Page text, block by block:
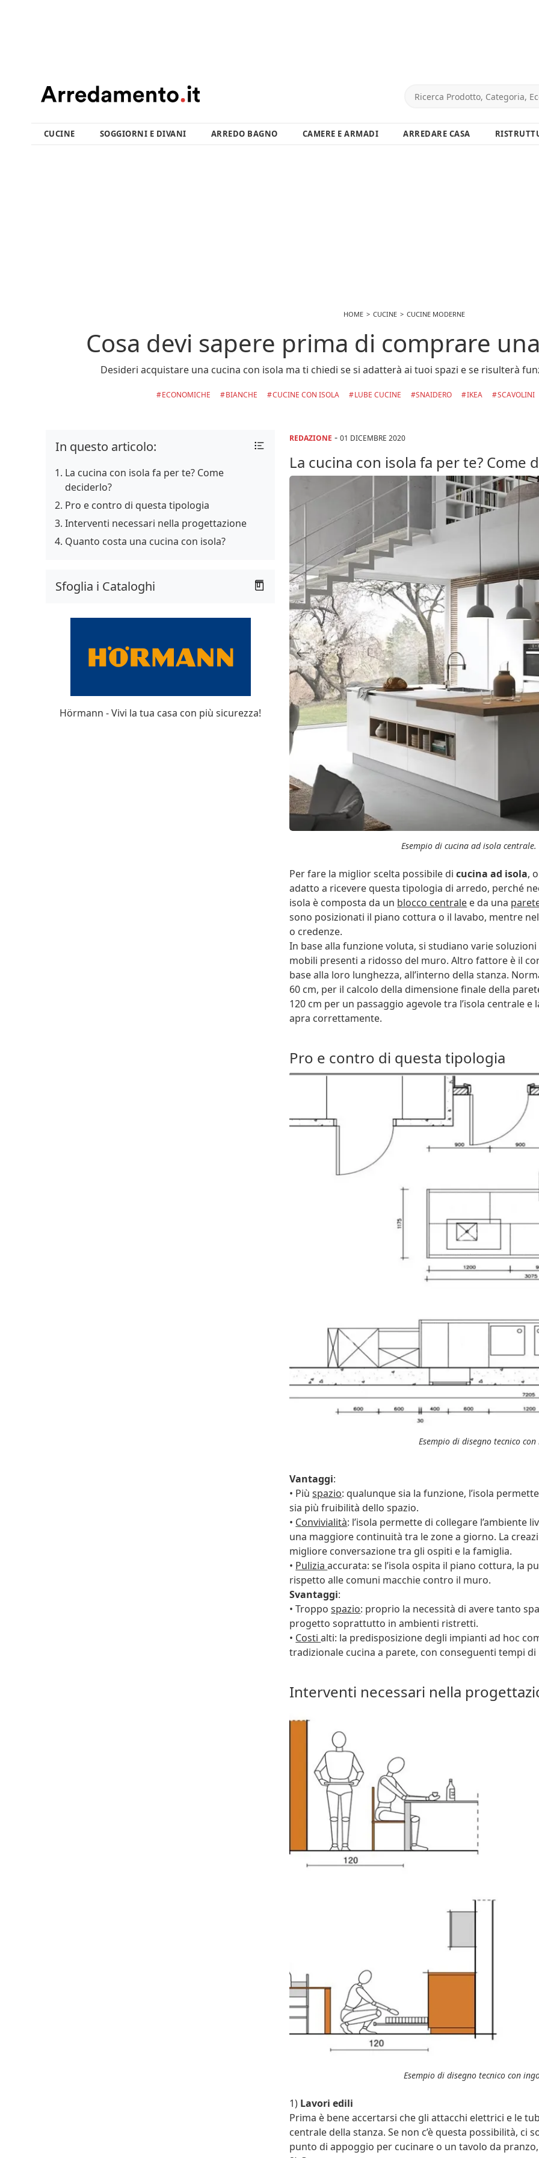
CUCINE SOGGIORNI E DIVANI ARREDO BAGNO CAMERE E ARMADI ARREDARE CASA
HOME CUCINE CUCINE MODERNE
Cosa devi sapere prima di comprare
Desideri acquistare una cucina con isola ma ti chiedi se si adatterà ai tuoi spazi e se risulterà
ECONOMICHE BIANCHE CUCINE CON ISOLA LUBE CUCINE SNAIDERO IKEA SCAVOLINI
REDAZIONE -01 DICEMBRE 2020
La cucina con isola fa per te? Come
Esempio di cucina ad isola
Previous
Per fare la miglior scelta possibile dicucina ad isola,
adatto a ricevere questa tipologia di arredo, perché
isola è composta da un blocco centrale e da una
sono posizionati il piano cottura o il lavabo, mentre
o credenze.
In base alla funzione voluta, si studiano varie
mobili presenti a ridosso del muro. Altro fattore è il
base alla loro lunghezza, all’interno della stanza.
60 cm, per il calcolo della dimensione finale della
120 cm per un passaggio agevole tra l’isola centrale
apra correttamente.
Pro e contro di questa tipologia
Esempio di disegno tecnico
Vantaggi:
• Piùspazio: qualunque sia la funzione, l’isola
sia più fruibilità dello spazio.
• Convivialità: l’isola permette di collegare l’ambiente
una maggiore continuità tra le zone a giorno. La
migliore conversazione tra gli ospiti e la famiglia.
• Puliziaaccurata: se l’isola ospita il piano cottura, la
rispetto alle comuni macchie contro il muro.
Svantaggi:
• Troppospazio: proprio la necessità di avere tanto
progetto soprattutto in ambienti ristretti.
• Costialti: la predisposizione degli impianti ad hoc
tradizionale cucina a parete, con conseguenti tempi
Interventi necessari nella
Esempio di disegno tecnico con
1) Lavori edili
Prima è bene accertarsi che gli attacchi elettrici e le
centrale della stanza. Se non c’è questa possibilità, ci
punto di appoggio per cucinare o un tavolo da
In questo articolo:
La cucina con isola fa per te? Come
deciderlo?
Pro e contro di questa tipologia
Interventi necessari nella progettazione
Quanto costa una cucina con isola?
Sfoglia i Cataloghi
Hörmann - Vivi la tua casa con più sicurezza!